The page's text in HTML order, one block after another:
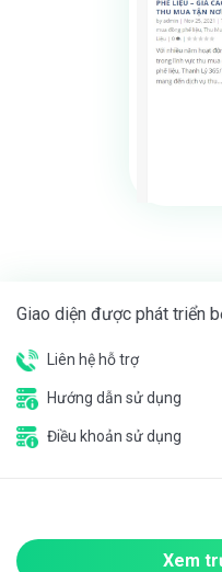
Giao diện được phát triển
Liên hệ hỗ trợ
Hướng dẫn sử dụng
Điều khoản sử dụng
Xem